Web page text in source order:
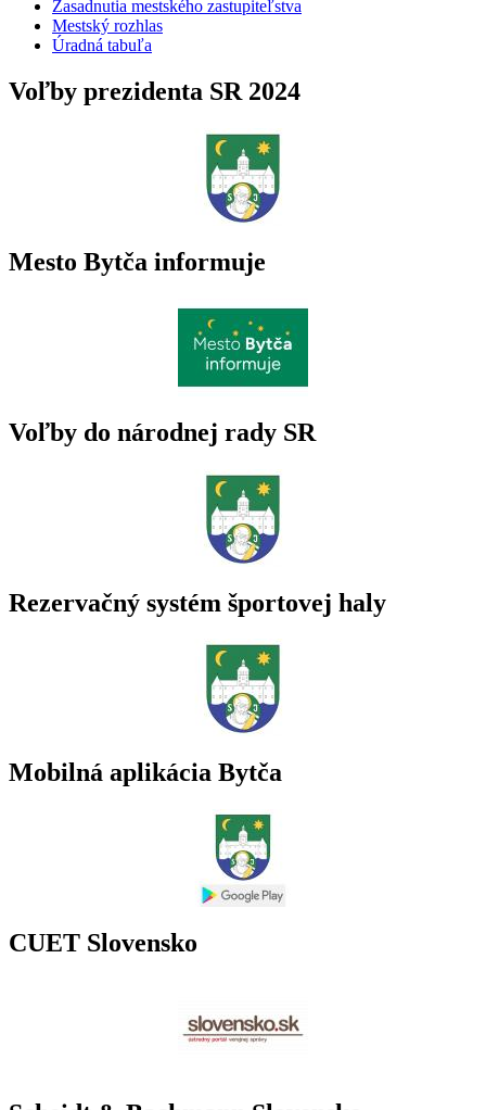
Zasadnutia mestského zastupiteľstva
Mestský rozhlas
Úradná tabuľa
Voľby prezidenta SR 2024
Mesto Bytča informuje
Voľby do národnej rady SR
Rezervačný systém športovej haly
Mobilná aplikácia Bytča
CUET Slovensko